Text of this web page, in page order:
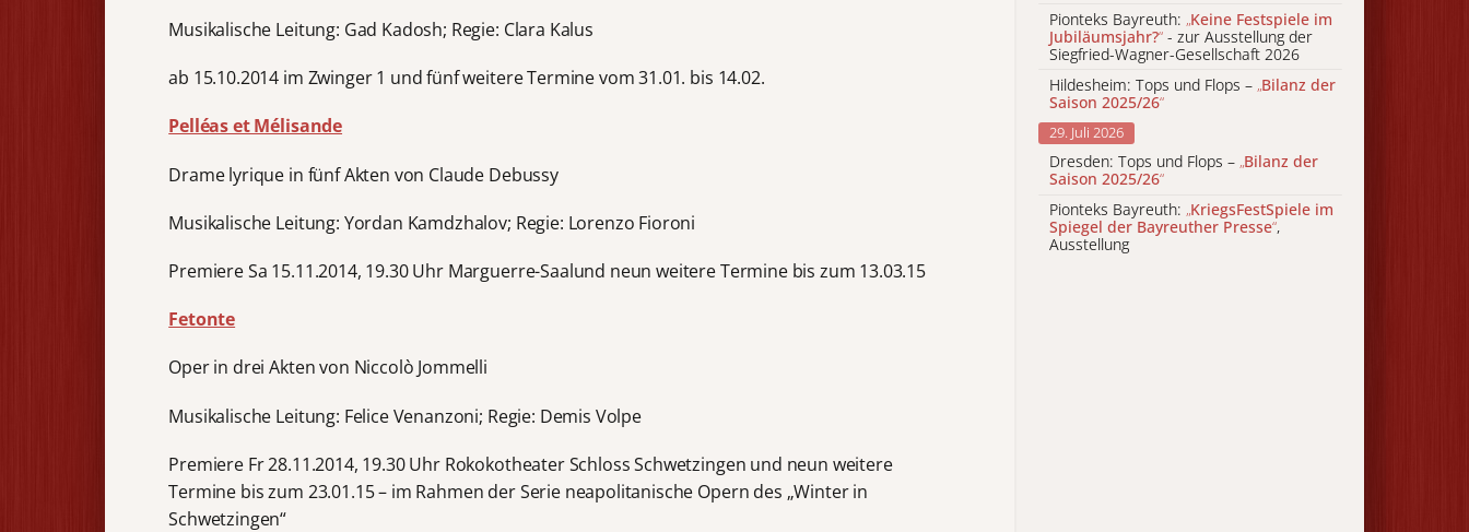
Musikalische Leitung: Gad Kadosh; Regie: Clara Kalus
ab 15.10.2014 im Zwinger 1 und fünf weitere Termine vom 31.01. bis 14.02.
Pelléas et Mélisande
Drame lyrique in fünf Akten von Claude Debussy
Musikalische Leitung: Yordan Kamdzhalov; Regie: Lorenzo Fioroni
Premiere Sa 15.11.2014, 19.30 Uhr Marguerre-Saalund neun weitere Termine bis zum 13.03.15
Fetonte
Oper in drei Akten von Niccolò Jommelli
Musikalische Leitung: Felice Venanzoni; Regie: Demis Volpe
Premiere Fr 28.11.2014, 19.30 Uhr Rokokotheater Schloss Schwetzingen und neun weitere
Termine bis zum 23.01.15 – im Rahmen der Serie neapolitanische Opern des „Winter in
Schwetzingen“
Pionteks Bayreuth: „Keine Festspiele im
Jubiläumsjahr?“ - zur Ausstellung der
Siegfried-Wagner-Gesellschaft 2026
Hildesheim: Tops und Flops – „Bilanz der
Saison 2025/26“
29. Juli 2026
Dresden: Tops und Flops – „Bilanz der
Saison 2025/26“
Pionteks Bayreuth: „KriegsFestSpiele im
Spiegel der Bayreuther Presse“,
Ausstellung